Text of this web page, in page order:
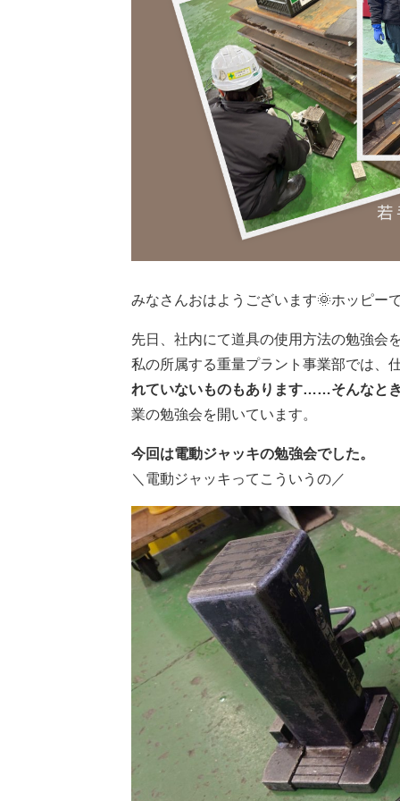
みなさんおはようございます🌞ホッピー
先日、社内にて道具の使用方法の勉強会
私の所属する重量プラント事業部では、
れていないものもあります……そんなと
業の勉強会を開いています。
今回は電動ジャッキの勉強会でした。
＼電動ジャッキってこういうの／